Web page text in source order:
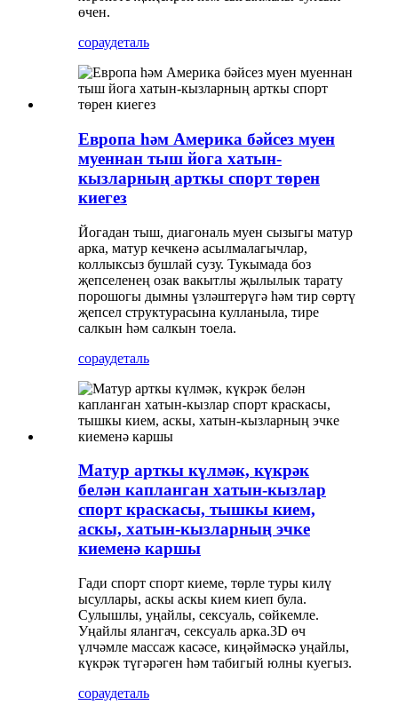
өчен.
сораудеталь
Европа һәм Америка бәйсез муен
муеннан тыш йога хатын-
кызларның арткы спорт төрен
киегез
Йогадан тыш, диагональ муен сызыгы матур
арка, матур кечкенә асылмалагычлар,
коллыксыз бушлай сузу. Тукымада боз
җепселенең озак вакытлы җылылык тарату
порошогы дымны үзләштерүгә һәм тир сөртү
җепсел структурасына кулланыла, тире
салкын һәм салкын тоела.
сораудеталь
Матур арткы күлмәк, күкрәк
белән капланган хатын-кызлар
спорт краскасы, тышкы кием,
аскы, хатын-кызларның эчке
киеменә каршы
Гади спорт спорт киеме, төрле туры килү
ысуллары, аскы аскы кием киеп була.
Сулышлы, уңайлы, сексуаль, сөйкемле.
Уңайлы ялангач, сексуаль арка.3D өч
үлчәмле массаж касәсе, киңәймәскә уңайлы,
күкрәк түгәрәген һәм табигый юлны куегыз.
сораудеталь